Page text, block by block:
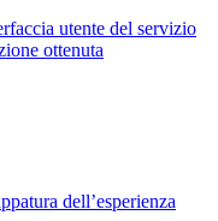
utente del servizio
ottenuta
dell’esperienza